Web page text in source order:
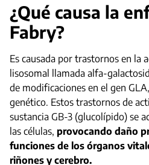
¿Qué causa la
Fabry?
Es causada por trastornos en la
lisosomal llamada alfa-
de modificaciones en el gen
genético. Estos trastornos de
sustancia GB-3 (glucolípido) se
las células, provocando daño
funciones de los órganos
riñones y cerebro.